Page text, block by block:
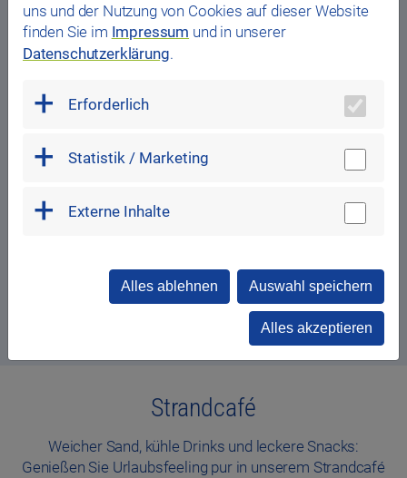
Strandcafé
Weicher Sand, kühle Drinks und leckere Snacks:
Genießen Sie Urlaubsfeeling pur in unserem Strandcafé
uns und der Nutzung von Cookies auf dieser Website
finden Sie im Impressum und in unserer
Datenschutzerklärung.
Erforderlich
Statistik / Marketing
Externe Inhalte
Alles ablehnen Auswahl speichern
Alles akzeptieren